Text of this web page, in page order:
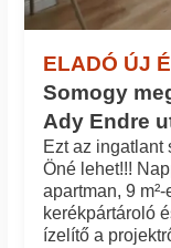
ELADÓ ÚJ
Somogy
Ady Endre
Ezt az ingatlant
Öné lehet!!!
apartman, 9
kerékpártároló
ízelítő a